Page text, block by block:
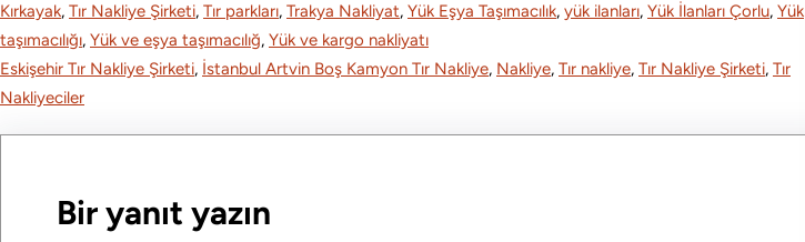
Kırkayak, Tır Nakliye Şirketi, Tır parkları, Trakya Nakliyat, Yük Eşya Taşımacılık, yük ilanları, Yük İlanları Çorlu, Yük
taşımacılığı, Yük ve eşya taşımacılığ, Yük ve kargo nakliyatı
Eskişehir Tır Nakliye Şirketi, İstanbul Artvin Boş Kamyon Tır Nakliye, Nakliye, Tır nakliye, Tır Nakliye Şirketi, Tır
Nakliyeciler
Bir yanıt yazın